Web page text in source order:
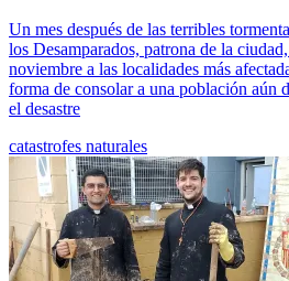
Un mes después de las terribles
los Desamparados, patrona de la
noviembre a las localidades más
forma de consolar a una población aún
el desastre
catastrofes naturales